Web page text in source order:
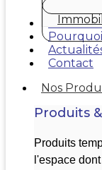
Nos
Pourquoi
Contact
Nos
Produits
Produits
l'espace